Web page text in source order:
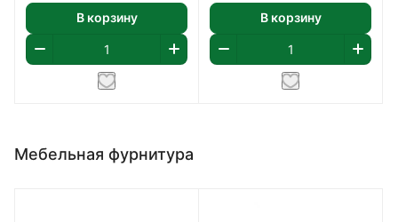
В корзину В корзину
Мебельная фурнитура